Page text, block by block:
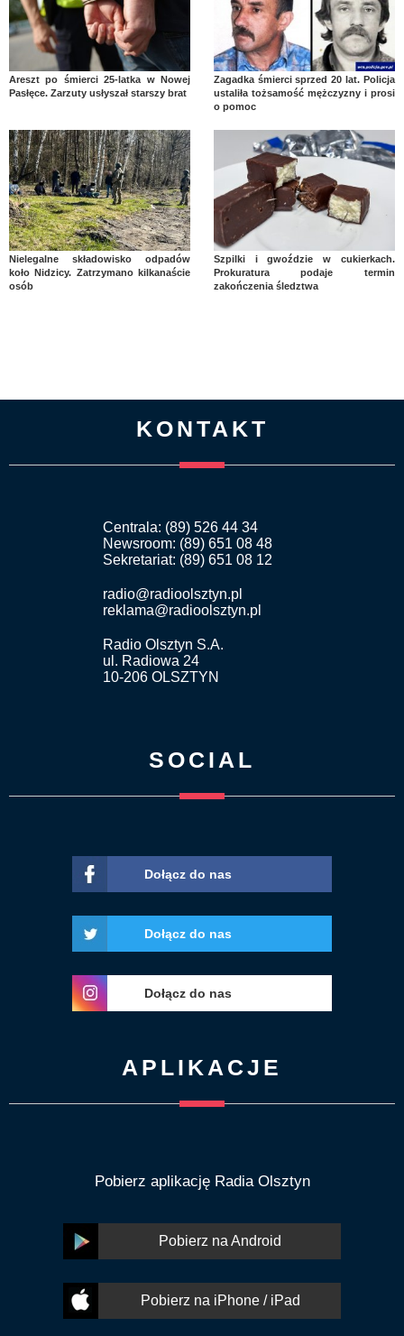
Areszt po śmierci 25-latka w Nowej
Pasłęce. Zarzuty usłyszał starszy brat
Zagadka śmierci sprzed 20 lat. Policja
ustaliła tożsamość mężczyzny i prosi
o pomoc
Nielegalne składowisko odpadów
koło Nidzicy. Zatrzymano kilkanaście
osób
Szpilki i gwoździe w cukierkach.
Prokuratura podaje termin
zakończenia śledztwa
KONTAKT
Centrala: (89) 526 44 34
Newsroom: (89) 651 08 48
Sekretariat: (89) 651 08 12
radio@radioolsztyn.pl
reklama@radioolsztyn.pl
Radio Olsztyn S.A.
ul. Radiowa 24
10-206 OLSZTYN
SOCIAL
Dołącz do nas
Dołącz do nas
Dołącz do nas
APLIKACJE
Pobierz aplikację Radia Olsztyn
Pobierz na Android
Pobierz na iPhone / iPad